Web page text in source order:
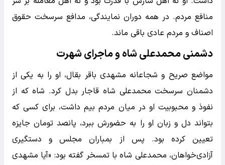
منافع مردم. در همه دوران نمایندگی، مدافع سرسخت حقوق
اصناف و مردم عادی باقی ماند.
دشمنی محمدعلی شاه و ماجرای شهرت
مواضع صریح و شجاعانه مشهدی باقر بقال، او را به یکی از
دشمنان سرسخت محمدعلی شاه قاجار بدل کرد. شاه که از
نفوذ و محبوبیت او در میان مردم بیم داشت، برای کسی که
بتواند دل و زبان او را به حضورش ببرد، پانصد تومان جایزه
تعیین کرده بود. پس از بمباران مجلس و دستگیری
آزادی‌خواهان، محمدعلی شاه با تمسخر گفته بود: «آیا مشهدی